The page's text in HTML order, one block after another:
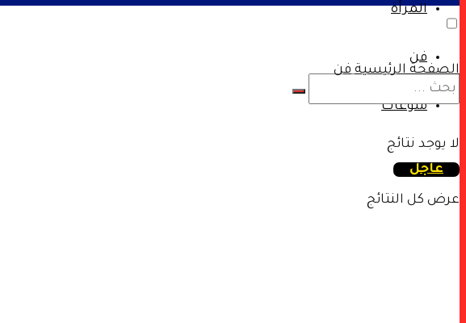
المرأة
فن
منوعات
عاجل
لا يوجد نتائج
عرض كل النتائج
الصفحة الرئيسية فن